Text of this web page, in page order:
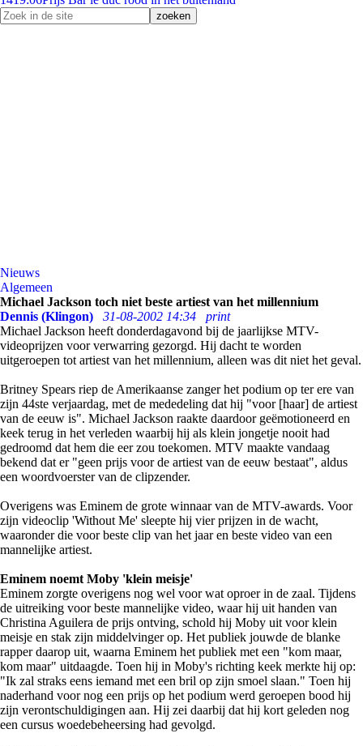
Nieuws
Algemeen
Michael Jackson toch niet beste artiest van het millennium
Dennis (Klingon)
31-08-2002 14:34
print
Michael Jackson heeft donderdagavond bij de jaarlijkse MTV-
videoprijzen voor verwarring gezorgd. Hij dacht te worden
uitgeroepen tot artiest van het millennium, alleen was dit niet het geval.
Britney Spears riep de Amerikaanse zanger het podium op ter ere van
zijn 44ste verjaardag, met de mededeling dat hij "voor [haar] de artiest
van de eeuw is". Michael Jackson raakte daardoor geëmotioneerd en
keek terug in het verleden waarbij hij als klein jongetje nooit had
gedroomd dat hem die eer zou toekomen. MTV maakte vandaag
bekend dat er "geen prijs voor de artiest van de eeuw bestaat", aldus
een woordvoerster van de clipzender.
Overigens was Eminem de grote winnaar van de MTV-awards. Voor
zijn videoclip 'Without Me' sleepte hij vier prijzen in de wacht,
waaronder die voor beste clip van het jaar en beste video van een
mannelijke artiest.
Eminem noemt Moby 'klein meisje'
Eminem zorgte overigens nog wel voor wat oproer in de zaal. Tijdens
de uitreiking voor beste mannelijke video, waar hij uit handen van
Christina Aguilera de prijs ontving, schold hij Moby uit voor klein
meisje en stak zijn middelvinger op. Het publiek jouwde de blanke
rapper daarop uit, waarna Eminem het publiek met een "kom maar,
kom maar" uitdaagde. Toen hij in Moby's richting keek merkte hij op:
"Ik zal straks eens iemand met een bril op zijn smoel slaan." Toen hij
naderhand voor nog een prijs op het podium werd geroepen bood hij
zijn verontschuldigingen aan. Hij zei daarbij dat hij kort geleden nog
een cursus woedebeheersing had gevolgd.